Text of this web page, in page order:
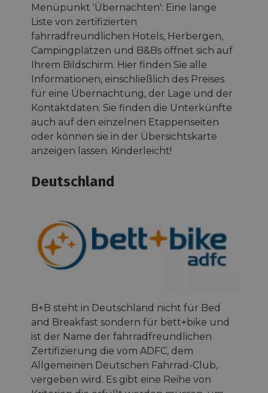
Menüpunkt 'Übernachten': Eine lange
Liste von zertifizierten
fahrradfreundlichen Hotels, Herbergen,
Campingplätzen und B&Bs öffnet sich auf
Ihrem Bildschirm. Hier finden Sie alle
Informationen, einschließlich des Preises
für eine Übernachtung, der Lage und der
Kontaktdaten. Sie finden die Unterkünfte
auch auf den einzelnen Etappenseiten
oder können sie in der Übersichtskarte
anzeigen lassen. Kinderleicht!
Deutschland
B+B steht in Deutschland nicht für Bed
and Breakfast sondern für bett+bike und
ist der Name der fahrradfreundlichen
Zertifizierung die vom ADFC, dem
Allgemeinen Deutschen Fahrrad-Club,
vergeben wird. Es gibt eine Reihe von